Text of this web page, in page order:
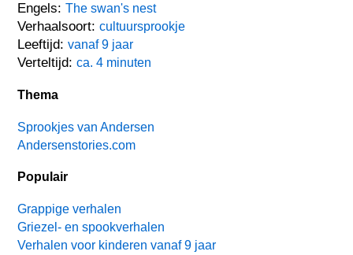
Engels:The swan's nest
Verhaalsoort:cultuursprookje
Leeftijd:vanaf 9 jaar
Verteltijd:ca. 4 minuten
Thema
Sprookjes van Andersen
Andersenstories.com
Populair
Grappige verhalen
Griezel- en spookverhalen
Verhalen voor kinderen vanaf 9 jaar